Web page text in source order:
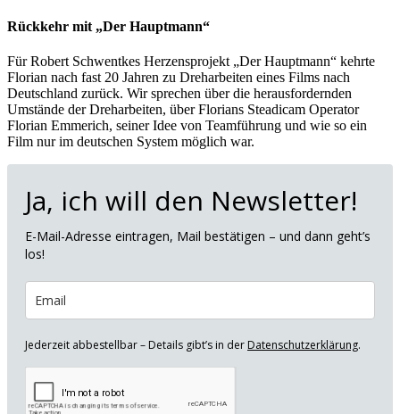
Rückkehr mit „Der Hauptmann“
Für Robert Schwentkes Herzensprojekt „Der Hauptmann“ kehrte
Florian nach fast 20 Jahren zu Dreharbeiten eines Films nach
Deutschland zurück. Wir sprechen über die herausfordernden
Umstände der Dreharbeiten, über Florians Steadicam Operator
Florian Emmerich, seiner Idee von Teamführung und wie so ein
Film nur im deutschen System möglich war.
Ja, ich will den Newsletter!
E-Mail-Adresse eintragen, Mail bestätigen – und dann geht’s
los!
Jederzeit abbestellbar – Details gibt’s in der Datenschutzerklärung.